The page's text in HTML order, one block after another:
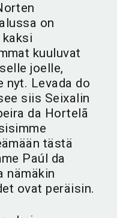
on
kuuluvat
joelle,
nyt. Levada do
siis Seixalin
da Hortelã
tästä
Paúl da
nämäkin
ovat peräisin.